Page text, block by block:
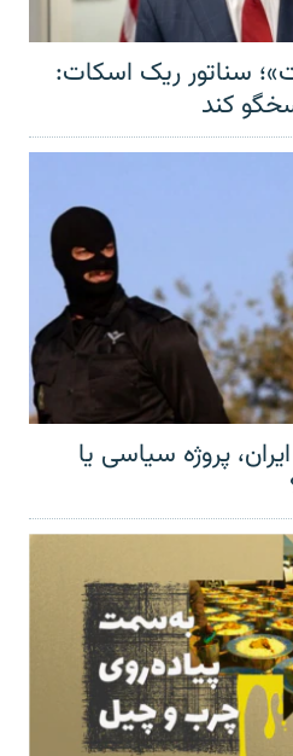
سناتور ریک اسکات:
کند
پروژه سیاسی یا